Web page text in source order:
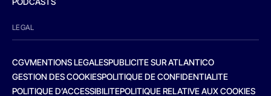
LEGAL
CGVMENTIONS LEGALESPUBLICITE SUR ATLANTICO
GESTION DES COOKIESPOLITIQUE DE CONFIDENTIALITE
POLITIQUE D’ACCESSIBILITEPOLITIQUE RELATIVE AUX COOKIES